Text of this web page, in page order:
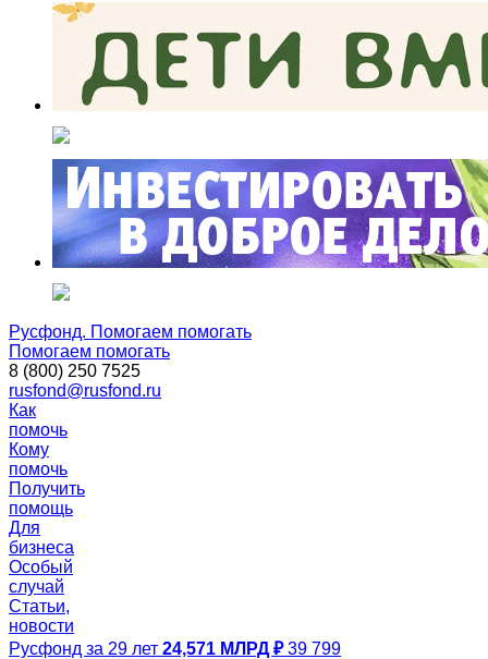
Русфонд. Помогаем помогать
Помогаем помогать
8 (800) 250 7525
rusfond@rusfond.ru
Как
помочь
Кому
помочь
Получить
помощь
Для
бизнеса
Особый
случай
Статьи,
новости
Русфонд за 29 лет 24,571 МЛРД ₽ 39 799